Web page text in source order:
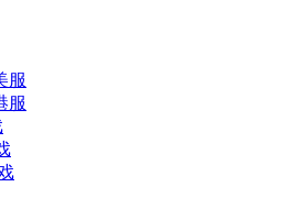
服
服